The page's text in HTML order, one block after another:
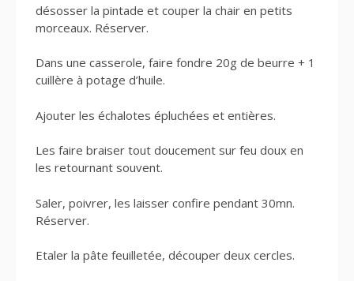
désosser la pintade et couper la chair en petits
morceaux. Réserver.
Dans une casserole, faire fondre 20g de beurre + 1
cuillère à potage d’huile.
Ajouter les échalotes épluchées et entières.
Les faire braiser tout doucement sur feu doux en
les retournant souvent.
Saler, poivrer, les laisser confire pendant 30mn.
Réserver.
Etaler la pâte feuilletée, découper deux cercles.